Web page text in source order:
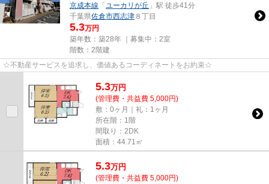
京成本線 「 ユーカリが丘 」駅 徒歩41分
千葉県佐倉市西志津 ８丁目
5.3万円
築年数：築28年 ｜募集中： 2室
階数：2階建
☆不動産サービスを追求し、価値あるコーディネートをお約束☆
5.3万円
(管理費・共益費 5,000円)
敷：0ヶ月｜礼：1ヶ月
所在階：1階
間取り：2DK
面積：44.71㎡
5.3万円
(管理費・共益費 5,000円)